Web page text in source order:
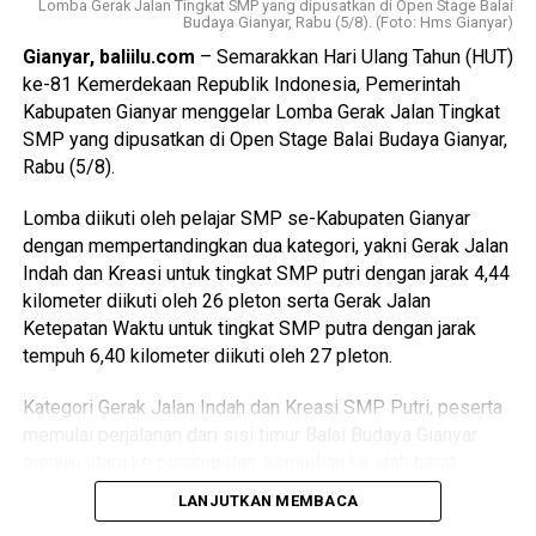
menggunakan media sosial. Pastikan setiap informasi
yang diterima berasal dari sumber resmi kami, melalui
NTMC Korlantas, sehingga tidak ikut menyebarkan
informasi yang menyesatkan dan belum tentu benar,”
tandas Irjen Pol. Wibowo.
Korlantas Polri akan terus mengedepankan penegakan
hukum lalu lintas yang profesional, modern, transparan, dan
berkeadilan sebagai bagian dari upaya mewujudkan
keamanan, keselamatan, ketertiban, dan kelancaran lalu
lintas di seluruh Indonesia.(gs/bi)
Advertisements
mengusulkan adanya pengaturan khusus terhadap aset
yang profil kepemilikannya tidak sejalan dengan Laporan
Harta Kekayaan Penyelenggara Negara (LHKPN) maupun
Surat Pemberitahuan (SPT) Pajak. Karena itu, ia menilai
RUU Perampasan Aset perlu mengatur secara tegas
pengkategorian subjek hukum dan objek hukum yang dapat
langsung dikenai perampasan maupun yang tetap harus
melalui proses peradilan.
“Ada perampasan aset yang misalkan tersangkanya
melarikan diri atau tersangkanya atau terdakwanya
meninggal, tapi asetnya terlihat dan bukti yang ada cukup
dengan pola pembuktian sederhana untuk kemudian
dirampas. Ada juga klausul khusus profil harta tidak sesuai
dengan LHKPN dan SPT Pajak, jadi ada pengkategorian
subjek hukum dan objek hukum yang bisa langsung
melalui proses peradilan,” jelasnya dikutip dari laman
Lomba Gerak Jalan Tingkat SMP yang dipusatkan di Open Stage Balai
Budaya Gianyar, Rabu (5/8). (Foto: Hms Gianyar)
Gianyar, baliilu.com – Semarakkan Hari Ulang Tahun (HUT)
ke-81 Kemerdekaan Republik Indonesia, Pemerintah
Kabupaten Gianyar menggelar Lomba Gerak Jalan Tingkat
SMP yang dipusatkan di Open Stage Balai Budaya Gianyar,
Rabu (5/8).
Lomba diikuti oleh pelajar SMP se-Kabupaten Gianyar
dengan mempertandingkan dua kategori, yakni Gerak Jalan
Indah dan Kreasi untuk tingkat SMP putri dengan jarak 4,44
kilometer diikuti oleh 26 pleton serta Gerak Jalan
Ketepatan Waktu untuk tingkat SMP putra dengan jarak
tempuh 6,40 kilometer diikuti oleh 27 pleton.
Kategori Gerak Jalan Indah dan Kreasi SMP Putri, peserta
melewati Pasar Rakyat Gianyar dan depan Videotron.
Selanjutnya peserta bergerak ke arah barat menuju By
LANJUTKAN MEMBACA